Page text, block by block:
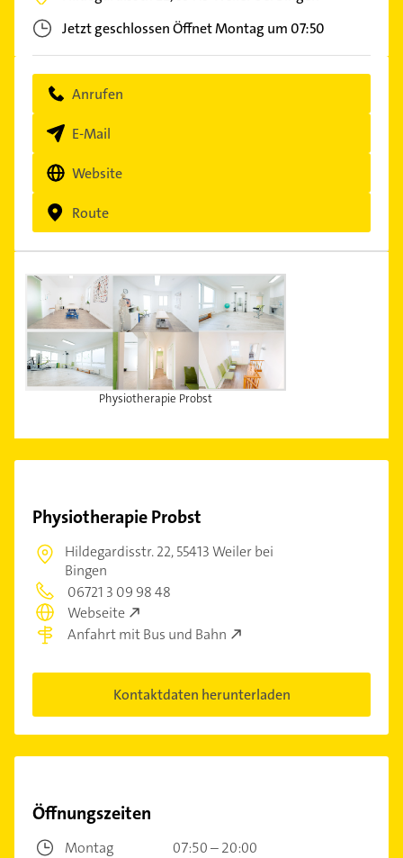
Jetzt geschlossenÖffnet Montag um 07:50
Anrufen
E-Mail
Website
Route
Physiotherapie Probst
Physiotherapie Probst
Hildegardisstr. 22,55413 Weiler bei
Bingen
06721 3 09 98 48
Webseite
Anfahrt mit Bus und Bahn
Kontaktdaten herunterladen
Öffnungszeiten
Montag
07:50 – 20:00